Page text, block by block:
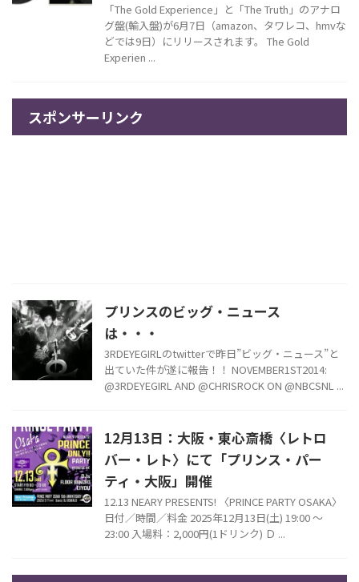
「The Gold Experience」と「The Truth」のアナロ
グ盤(輸入盤)が6月7日（amazon、タワレコ、hmvな
どでは9日）にリリースされます。 The Gold
Experien ...
スポンサーリンク
プリンスのビッグ・ニュース
は・・・
3RDEYEGIRLのtwitterで昨日”ビッグ・ニュース”と
出ていた件が遂に報告！！ NOVEMBER1ST2014:
@3RDEYEGIRL AND @CHRISROCK ON @NBCSNL ...
12月13日：大阪・東心斎橋〈レトロ
バー・レト〉にて「プリンス・パー
ティ・大阪」開催
12.13 NEARY PRESENTS! 〈PRINCE PARTY OSAKA〉
日付／時間／料金 2025年12月13日(土) 19:00 ～
23:00 入場料：2,000円(1ドリンク) Ｄ ...